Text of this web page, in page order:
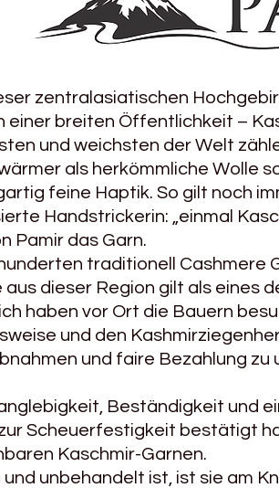
zentralasiatischen
einer breiten Öffentlichkeit –
und weichsten der Welt
als herkömmliche Wolle
feine Haptik. So gilt noch
Handstrickerin: „einmal
Pamir das Garn.
traditionell Cashmere
dieser Region gilt als eines
haben vor Ort die Bauern
und den
und faire Bezahlung zu
Beständigkeit und
Scheuerfestigkeit bestätigt
Kaschmir-Garnen.
unbehandelt ist, ist sie am